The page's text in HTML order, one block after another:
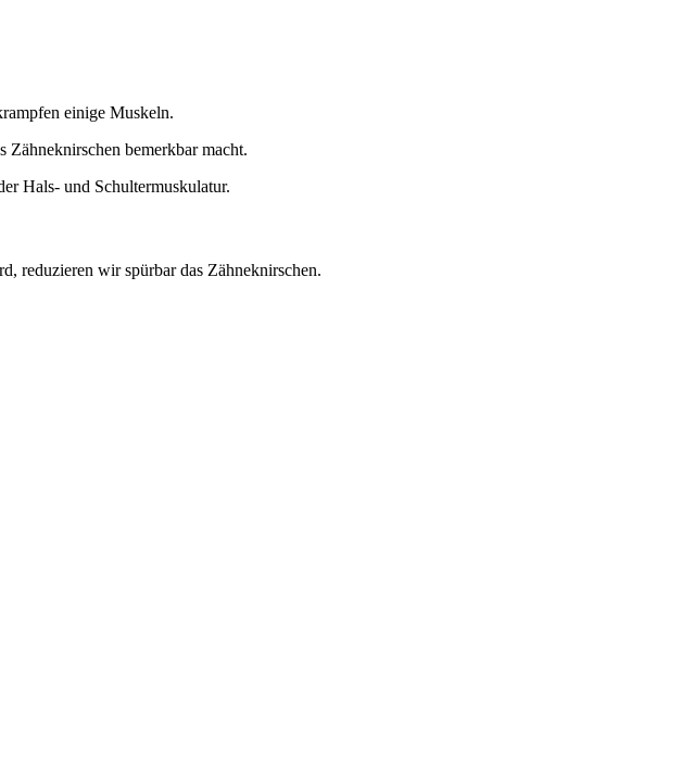
einige Muskeln.
Zähneknirschen bemerkbar macht.
Hals- und Schultermuskulatur.
reduzieren wir spürbar das Zähneknirschen.